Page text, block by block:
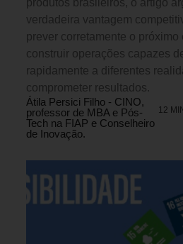
produtos brasileiros, o artigo
verdadeira vantagem
prever corretamente o próximo
construir operações capazes
rapidamente a diferentes
comprometer resultados.
Átila Persici Filho - CINO,
professor de MBA e Pós-
Tech na FIAP e Conselheiro
de Inovação.
12